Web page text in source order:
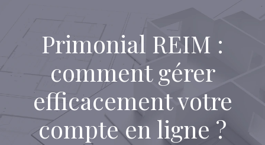
Primonial REIM :
comment gérer
efficacement votre
compte en ligne ?